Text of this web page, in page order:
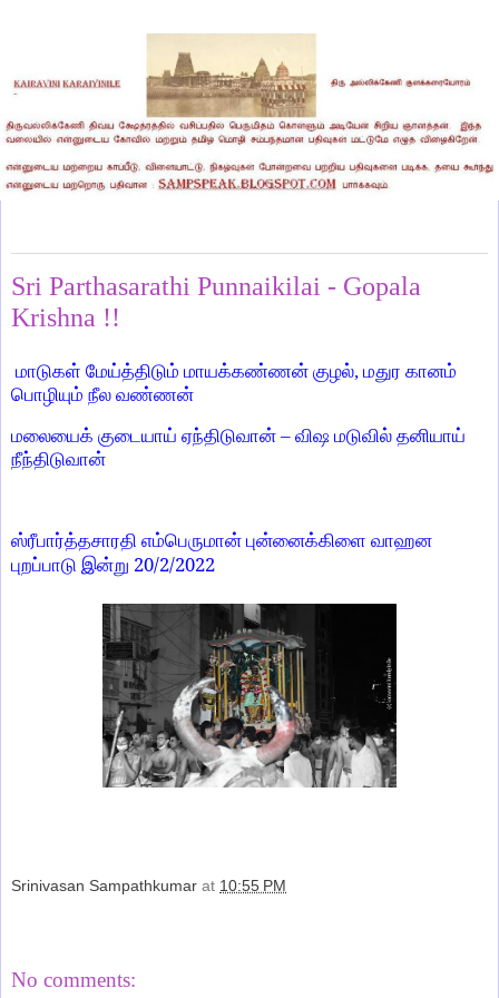
Sri Parthasarathi Punnaikilai - Gopala
Krishna !!
மாடுகள் மேய்த்திடும் மாயக்கண்ணன் குழல், மதுர கானம்
பொழியும் நீல வண்ணன்
மலையைக் குடையாய் ஏந்திடுவான் – விஷ மடுவில் தனியாய்
நீந்திடுவான்
ஸ்ரீபார்த்தசாரதி எம்பெருமான் புன்னைக்கிளை வாஹன
புறப்பாடு இன்று 20/2/2022
Srinivasan Sampathkumar at 10:55 PM
No comments: